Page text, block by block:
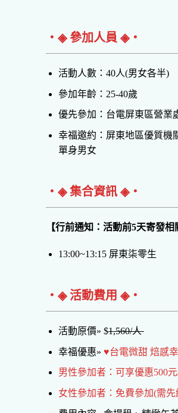
‧◈ 參加人員 ◈‧
活動人數：40人(男女各半)
參加年齡：25-40歲
優先參加：台電屏東區營業
幸福邀約：屏東地區優質機
單身男女
‧◈ 集合資訊 ◈‧
【行前通知：活動前5天寄發相
13:00~13:15 屏東柒零生
‧◈ 活動費用 ◈‧
活動原價» $1,560/人
幸福優惠» ♥台電微甜 焙感
男性參加者：可享優惠500
女性參加者：免費參加(需